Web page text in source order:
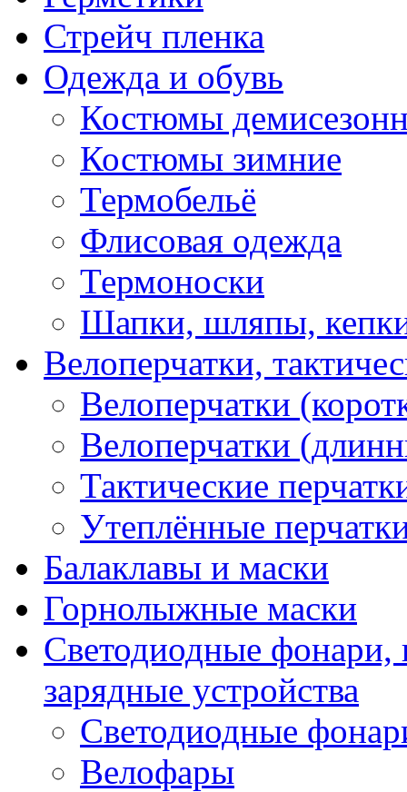
Стрейч пленка
Одежда и обувь
Костюмы
Костюмы зимние
Термобельё
Флисовая одежда
Термоноски
Шапки, шляпы,
Велоперчатки,
Велоперчатки
Велоперчатки
Тактические
Утеплённые
Балаклавы и маски
Горнолыжные маски
Светодиодные фонари,
зарядные устройства
Светодиодные
Велофары